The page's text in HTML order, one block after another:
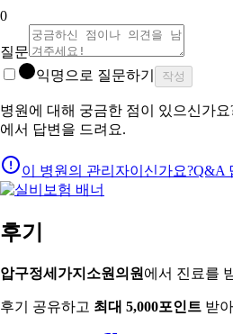
0
질문
익명으로 질문하기
작성
병원에 대해 궁금한 점이 있으신가
에서 답변을 드려요.
이 병원의 관리자이신가요?Q&A
후기
압구정세가지소원의원 에서 진료를
후기 공유하고 최대 5,000포인트 받